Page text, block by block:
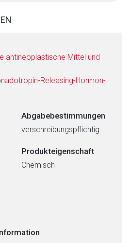
antineoplastische Mittel und
Releasing-Hormon-
Abgabebestimmungen
verschreibungspflichtig
Produkteigenschaft
Chemisch